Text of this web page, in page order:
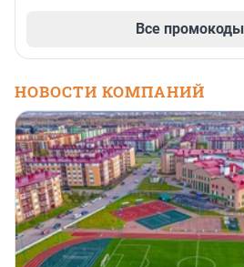
Все промокоды
НОВОСТИ КОМПАНИЙ